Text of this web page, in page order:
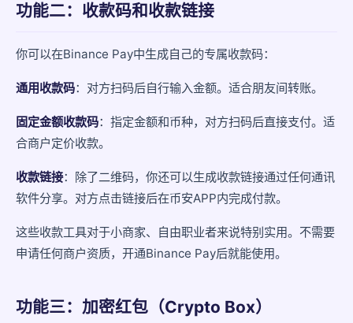
功能二：收款码和收款链接
你可以在Binance Pay中生成自己的专属收款码：
通用收款码：对方扫码后自行输入金额。适合朋友间转账。
固定金额收款码：指定金额和币种，对方扫码后直接支付。适
合商户定价收款。
收款链接：除了二维码，你还可以生成收款链接通过任何通讯
软件分享。对方点击链接后在币安APP内完成付款。
这些收款工具对于小商家、自由职业者来说特别实用。不需要
申请任何商户资质，开通Binance Pay后就能使用。
功能三：加密红包（Crypto Box）